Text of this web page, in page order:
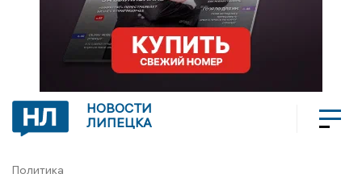
НОВОСТИ
ЛИПЕЦКА
Политика